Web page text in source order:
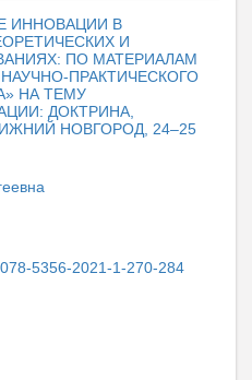
ИННОВАЦИИ В
И
ПО МАТЕРИАЛАМ
ПРАКТИЧЕСКОГО
НА ТЕМУ
ДОКТРИНА,
НОВГОРОД, 24–25
5356-2021-1-270-284